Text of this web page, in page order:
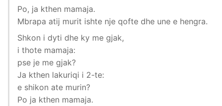
Po, ja kthen mamaja.
Mbrapa atij murit ishte nje qofte dhe une e hengra.
Shkon i dyti dhe ky me gjak,
i thote mamaja:
pse je me gjak?
Ja kthen lakuriqi i 2-te:
e shikon ate murin?
Po ja kthen mamaja.